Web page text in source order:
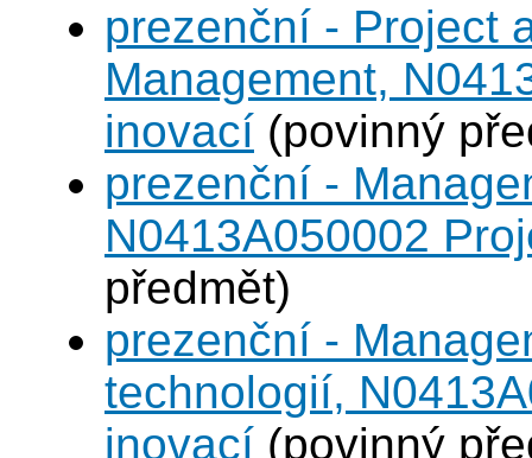
prezenční - Project
Management,
inovací (povinný
prezenční -
N0413A050002
předmět)
prezenční -
technologií,
inovací (povinný